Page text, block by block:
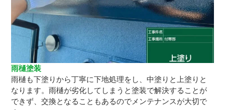
雨樋塗装
雨樋も下塗りから丁寧に下地処理をし、中塗りと上塗りと
なります。雨樋が劣化してしまうと塗装で解決することが
できず、交換となることもあるのでメンテナンスが大切で